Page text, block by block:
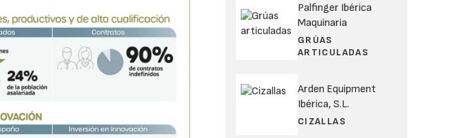
Palfinger Ibérica
Maquinaria
GRÚAS
ARTICULADAS
Arden Equipment
Ibérica, S.L.
CIZALLAS